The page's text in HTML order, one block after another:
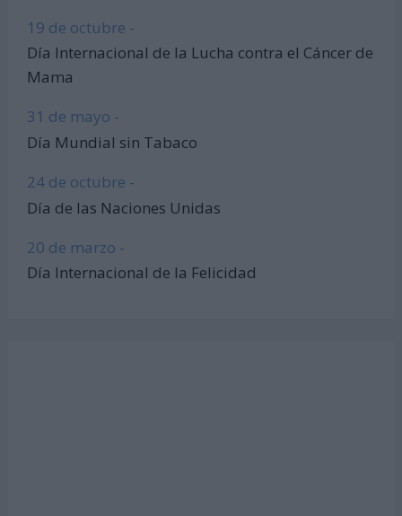
19 de octubre -
Día Internacional de la Lucha contra el Cáncer de
Mama
31 de mayo -
Día Mundial sin Tabaco
24 de octubre -
Día de las Naciones Unidas
20 de marzo -
Día Internacional de la Felicidad